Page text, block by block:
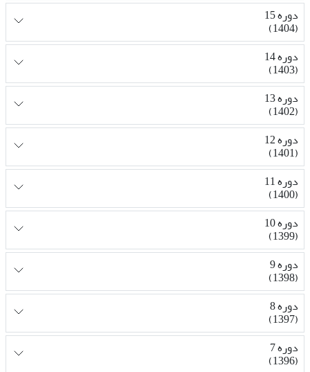
دوره 15
(1404)
دوره 14
(1403)
دوره 13
(1402)
دوره 12
(1401)
دوره 11
(1400)
دوره 10
(1399)
دوره 9
(1398)
دوره 8
(1397)
دوره 7
(1396)